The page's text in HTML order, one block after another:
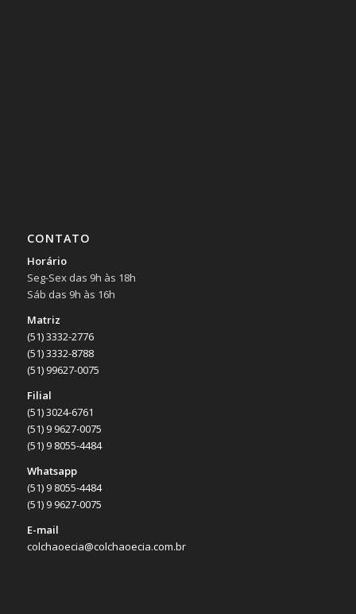
CONTATO
Horário
Seg-Sex das 9h às 18h
Sáb das 9h às 16h
Matriz
(51) 3332-2776
(51) 3332-8788
(51) 99627-0075
Filial
(51) 3024-6761
(51) 9 9627-0075
(51) 9 8055-4484
Whatsapp
(51) 9 8055-4484
(51) 9 9627-0075
E-mail
colchaoecia@colchaoecia.com.br